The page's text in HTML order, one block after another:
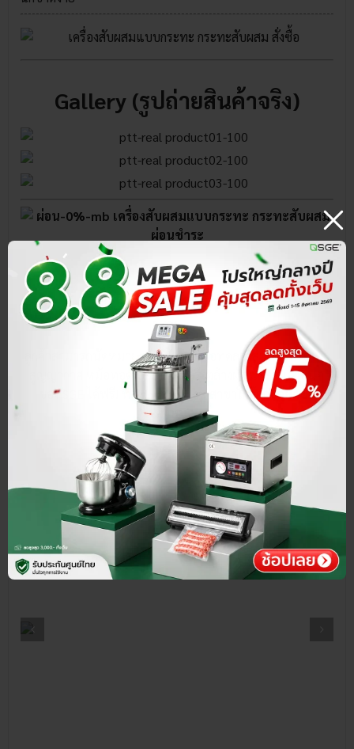
Gallery (รูปถ่ายสินค้าจริง)
ติดต่อเรา
ลูกค้าสามารถนัดหมายเพื่อเข้าชมหรือทดลองสินค้า เครื่องซีล
สูญญากาศ หม้อทอดน้ำน้ำมัน เครื่องล้างผัก และสินค้าอื่นๆ
ของ SGE ได้ฟรี! ที่ Showroom ทุกสาขาใกล้คุณดูสาขา
ทั้งหมด›
สายด่วนโทร
แชทหาเรา @LINE